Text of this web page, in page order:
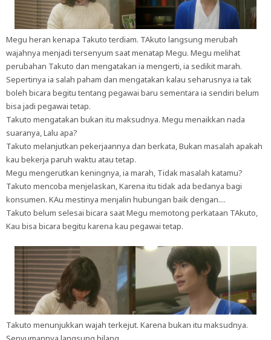
Megu heran kenapa Takuto terdiam. TAkuto langsung merubah
wajahnya menjadi tersenyum saat menatap Megu. Megu melihat
perubahan Takuto dan mengatakan ia mengerti, ia sedikit marah.
Sepertinya ia salah paham dan mengatakan kalau seharusnya ia tak
boleh bicara begitu tentang pegawai baru sementara ia sendiri belum
bisa jadi pegawai tetap.
Takuto mengatakan bukan itu maksudnya. Megu menaikkan nada
suaranya, Lalu apa?
Takuto melanjutkan pekerjaannya dan berkata, Bukan masalah apakah
kau bekerja paruh waktu atau tetap.
Megu mengerutkan keningnya, ia marah, Tidak masalah katamu?
Takuto mencoba menjelaskan, Karena itu tidak ada bedanya bagi
konsumen. KAu mestinya menjalin hubungan baik dengan....
Takuto belum selesai bicara saat Megu memotong perkataan TAkuto,
Kau bisa bicara begitu karena kau pegawai tetap.
Takuto menunjukkan wajah terkejut. Karena bukan itu maksudnya.